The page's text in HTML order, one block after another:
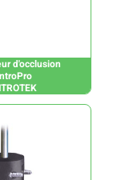
d'occlusion